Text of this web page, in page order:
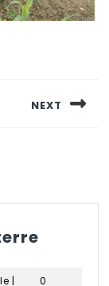
NEXT
et
Roos
|
0